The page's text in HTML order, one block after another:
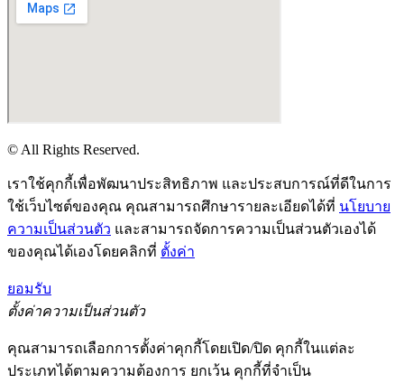
© All Rights Reserved.
เราใช้คุกกี้เพื่อพัฒนาประสิทธิภาพ และประสบการณ์ที่ดีในการ
ใช้เว็บไซต์ของคุณ คุณสามารถศึกษารายละเอียดได้ที่ นโยบาย
ความเป็นส่วนตัว และสามารถจัดการความเป็นส่วนตัวเองได้
ของคุณได้เองโดยคลิกที่ ตั้งค่า
ยอมรับ
ตั้งค่าความเป็นส่วนตัว
คุณสามารถเลือกการตั้งค่าคุกกี้โดยเปิด/ปิด คุกกี้ในแต่ละ
ประเภทได้ตามความต้องการ ยกเว้น คุกกี้ที่จำเป็น